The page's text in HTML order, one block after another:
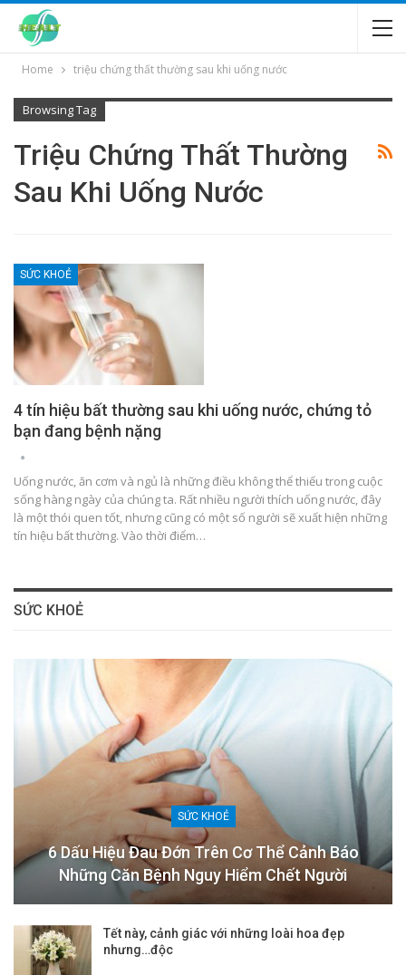
Home triệu chứng thất thường sau khi uống nước
Browsing Tag
Triệu Chứng Thất Thường
Sau Khi Uống Nước
SỨC KHOẺ
4 tín hiệu bất thường sau khi uống nước, chứng tỏ
bạn đang bệnh nặng
Uống nước, ăn cơm và ngủ là những điều không thể thiếu trong cuộc
sống hàng ngày của chúng ta. Rất nhiều người thích uống nước, đây
là một thói quen tốt, nhưng cũng có một số người sẽ xuất hiện những
tín hiệu bất thường. Vào thời điểm…
SỨC KHOẺ
SỨC KHOẺ
6 Dấu Hiệu Đau Đớn Trên Cơ Thể Cảnh Báo
Những Căn Bệnh Nguy Hiểm Chết Người
Tết này, cảnh giác với những loài hoa đẹp
nhưng…độc